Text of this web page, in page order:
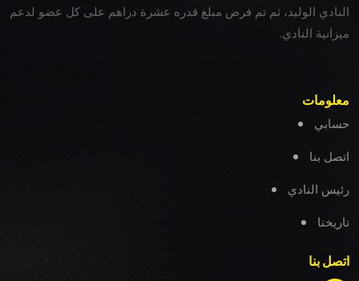
النادي الوليد، ثم تم فرض مبلغ قدره عشرة دراهم على كل عضو لدعم
ميزانية النادي.
معلومات
حسابي
اتصل بنا
رئيس النادي
تاريخنا
اتصل بنا